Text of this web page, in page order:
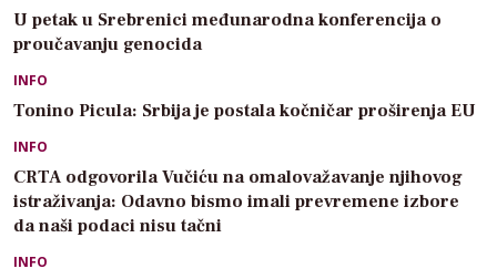
U petak u Srebrenici međunarodna konferencija o
proučavanju genocida
INFO
Tonino Picula: Srbija je postala kočničar proširenja EU
INFO
CRTA odgovorila Vučiću na omalovažavanje njihovog
istraživanja: Odavno bismo imali prevremene izbore
da naši podaci nisu tačni
INFO